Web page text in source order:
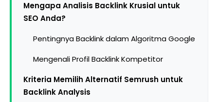
Mengapa Analisis Backlink Krusial untuk
SEO Anda?
Pentingnya Backlink dalam Algoritma Google
Mengenali Profil Backlink Kompetitor
Kriteria Memilih Alternatif Semrush untuk
Backlink Analysis